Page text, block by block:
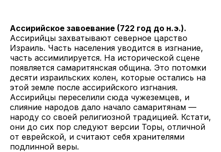
Ассирийское завоевание (722 год до н.э.).
Ассирийцы захватывают северное царство
Израиль. Часть населения уводится в изгнание,
часть ассимилируется. На исторической сцене
появляется самаритянская община. Это потомки
десяти израильских колен, которые остались на
этой земле после ассирийского изгнания.
Ассирийцы переселили сюда чужеземцев, и
слияние народов дало начало самаритянам —
народу со своей религиозной традицией. Кстати,
они до сих пор следуют версии Торы, отличной
от еврейской, и считают себя хранителями
подлинной веры.